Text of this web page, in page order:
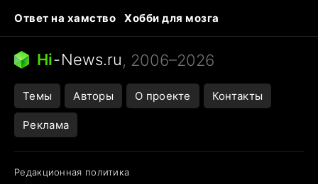
Ответ на хамство
Хобби для мозга
Бензин 100 и 95
Тунцы в океанариуме
Следующая пандемия
Hi-News.ru, 2006–2026
Темы Авторы О проекте Контакты
Реклама
Редакционная политика